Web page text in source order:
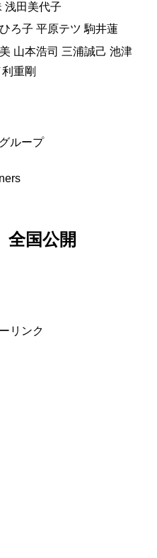
浅田美代子
ろ子 平原テツ 駒井蓮
山本浩司 三浦誠己 池津
重剛
ループ
全国公開
リンク